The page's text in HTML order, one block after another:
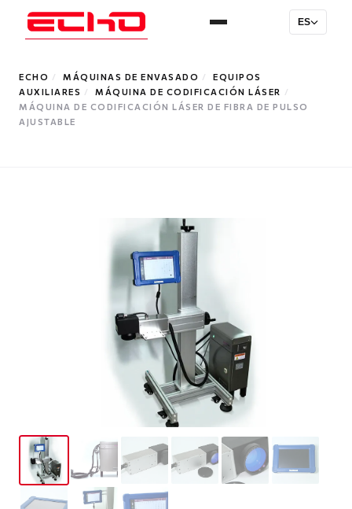
ES
ECHO / MÁQUINAS DE ENVASADO /
EQUIPOS
AUXILIARES / MÁQUINA DE CODIFICACIÓN LÁSER
/
MÁQUINA DE CODIFICACIÓN LÁSER DE FIBRA DE PULSO
AJUSTABLE